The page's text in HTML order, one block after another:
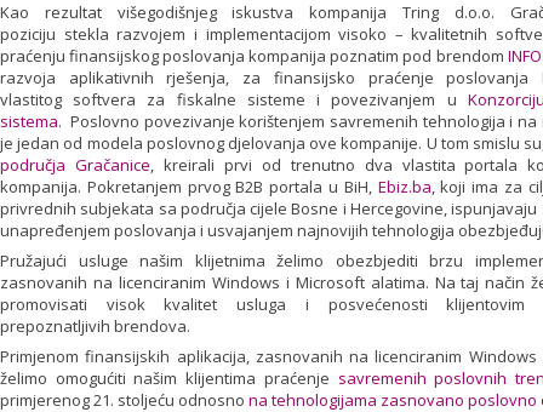
Kao rezultat višegodišnjeg iskustva kompanija Tring d.o.o.
poziciju stekla razvojem i implementacijom visoko – kvalitetnih
praćenju finansijskog poslovanja kompanija poznatim pod brendom
razvoja aplikativnih rješenja, za finansijsko praćenje poslovanja
vlastitog softvera za fiskalne sisteme i povezivanjem u
sistema. Poslovno povezivanje korištenjem savremenih tehnologija i
je jedan od modela poslovnog djelovanja ove kompanije. U tom smislu
područja Gračanice, kreirali prvi od trenutno dva vlastita portala
kompanija. Pokretanjem prvog B2B portala u BiH,Ebiz.ba,koji ima za
privrednih subjekata sa područja cijele Bosne i Hercegovine,
unapređenjem poslovanja i usvajanjem najnovijih tehnologija
Pružajući usluge našim klijetnima želimo obezbjediti brzu
zasnovanih na licenciranim Windows i Microsoft alatima. Na taj način
promovisati visok kvalitet usluga i posvećenosti klijentovim
prepoznatljivih brendova.
Primjenom finansijskih aplikacija, zasnovanih na licenciranim
želimo omogućiti našim klijentima praćenje savremenih poslovnih
primjerenog 21. stoljeću odnosno na tehnologijama zasnovano